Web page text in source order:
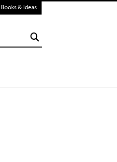
Books & Ideas